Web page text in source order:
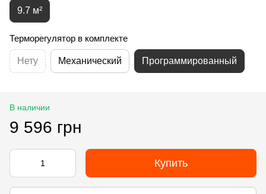
9.7 м²
Терморегулятор в комплекте
Нету Механический Программированный
В наличии
9 596 грн
Купить